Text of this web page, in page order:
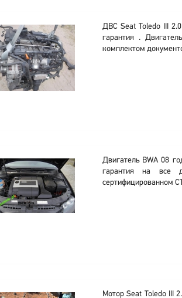
ДВС Seat Toledo III
гарантия .
комплектом
Двигатель BWA 08
гарантия на все
сертифицированном
Мотор Seat Toledo III